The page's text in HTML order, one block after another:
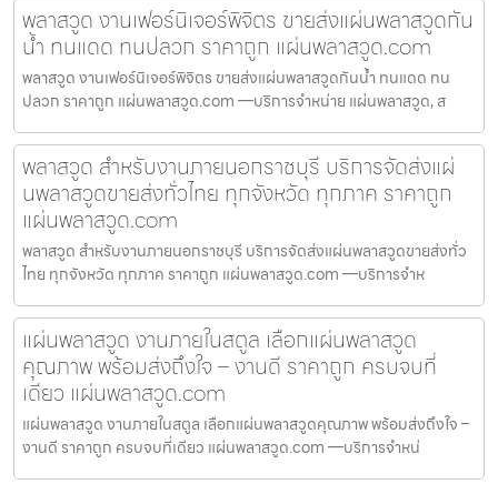
พลาสวูด งานเฟอร์นิเจอร์พิจิตร ขายส่งแผ่นพลาสวูดกัน
น้ำ ทนแดด ทนปลวก ราคาถูก แผ่นพลาสวูด.com
พลาสวูด งานเฟอร์นิเจอร์พิจิตร ขายส่งแผ่นพลาสวูดกันน้ำ ทนแดด ทน
ปลวก ราคาถูก แผ่นพลาสวูด.com —บริการจำหน่าย แผ่นพลาสวูด, ส
พลาสวูด สำหรับงานภายนอกราชบุรี บริการจัดส่งแผ่
นพลาสวูดขายส่งทั่วไทย ทุกจังหวัด ทุกภาค ราคาถูก
แผ่นพลาสวูด.com
พลาสวูด สำหรับงานภายนอกราชบุรี บริการจัดส่งแผ่นพลาสวูดขายส่งทั่ว
ไทย ทุกจังหวัด ทุกภาค ราคาถูก แผ่นพลาสวูด.com —บริการจำห
แผ่นพลาสวูด งานภายในสตูล เลือกแผ่นพลาสวูด
คุณภาพ พร้อมส่งถึงใจ – งานดี ราคาถูก ครบจบที่
เดียว แผ่นพลาสวูด.com
แผ่นพลาสวูด งานภายในสตูล เลือกแผ่นพลาสวูดคุณภาพ พร้อมส่งถึงใจ –
งานดี ราคาถูก ครบจบที่เดียว แผ่นพลาสวูด.com —บริการจำหน่